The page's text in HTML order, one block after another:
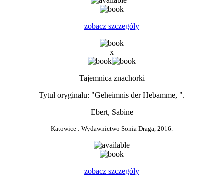
zobacz szczegóły
x
Tajemnica znachorki
Tytuł oryginału: "Geheimnis der Hebamme, ".
Ebert, Sabine
Katowice : Wydawnictwo Sonia Draga, 2016.
zobacz szczegóły